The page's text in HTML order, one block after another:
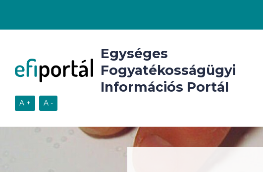
Egységes
Fogyatékosságügyi
Információs Portál